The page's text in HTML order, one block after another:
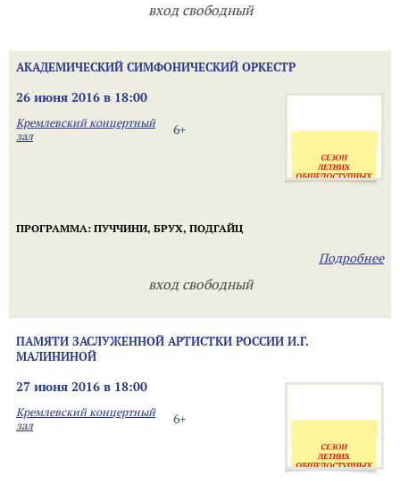
вход свободный
АКАДЕМИЧЕСКИЙ СИМФОНИЧЕСКИЙ ОРКЕСТР
26 июня 2016 в 18:00
6+
Кремлевский концертный
зал
ПРОГРАММА:ПУЧЧИНИ, БРУХ, ПОДГАЙЦ
Подробнее
вход свободный
ПАМЯТИ ЗАСЛУЖЕННОЙ АРТИСТКИ РОССИИ И.Г.
МАЛИНИНОЙ
27 июня 2016 в 18:00
6+
Кремлевский концертный
зал